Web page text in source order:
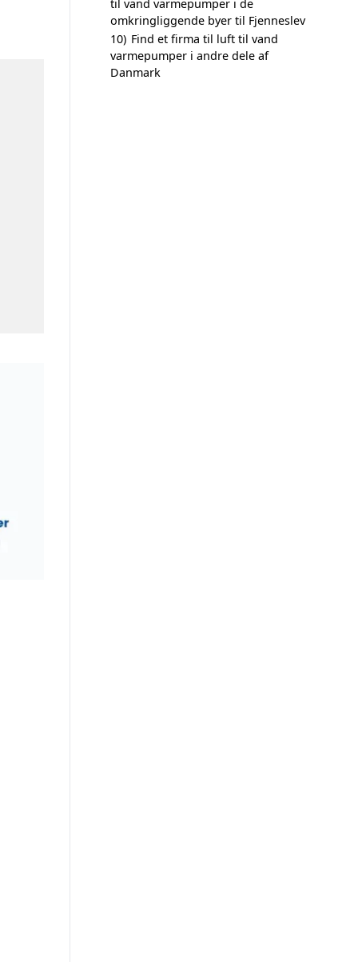
til vand varmepumper i de
omkringliggende byer til Fjenneslev
10) Find et firma til luft til vand
varmepumper i andre dele af
Danmark